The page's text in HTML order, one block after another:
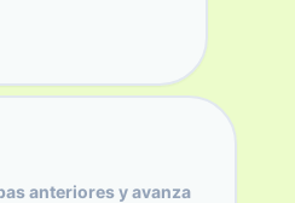
anteriores y avanza